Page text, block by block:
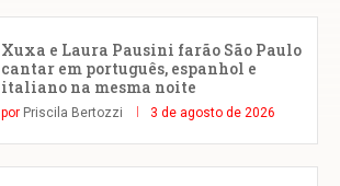
Xuxa e Laura Pausini farão São Paulo
cantar em português, espanhol e
italiano na mesma noite
por Priscila Bertozzi 3 de agosto de 2026